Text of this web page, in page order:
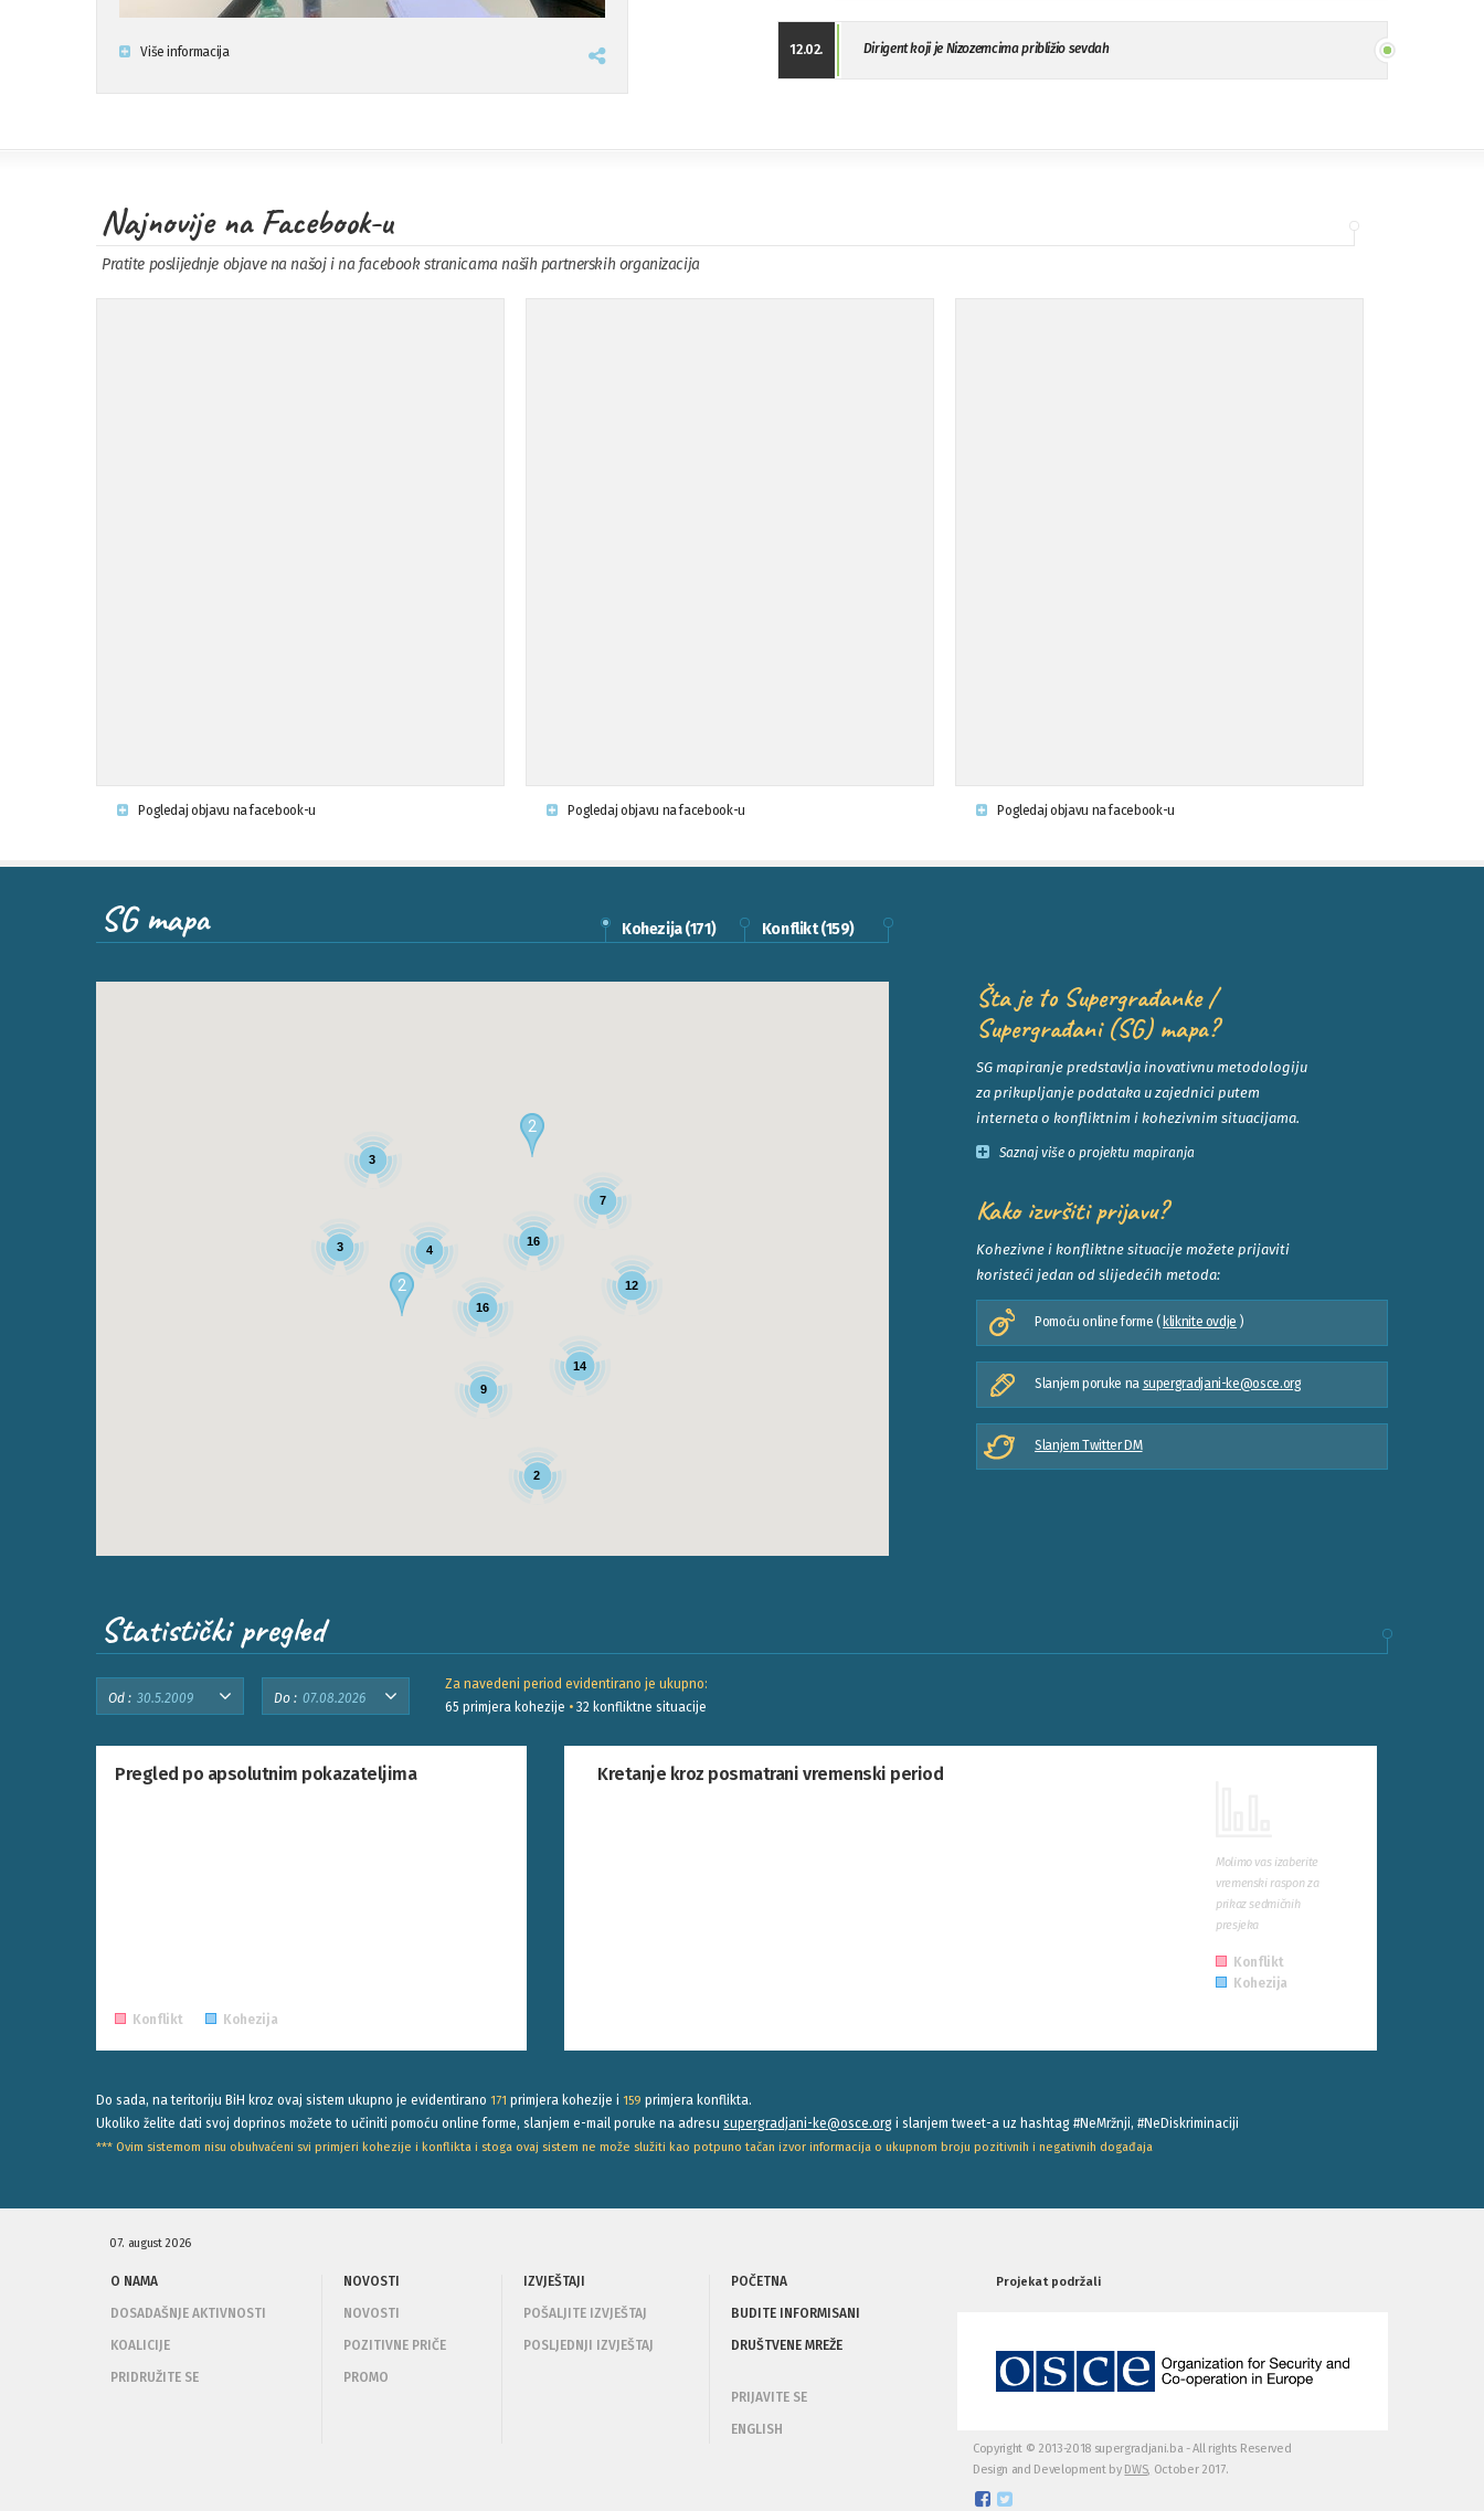
Više informacija 12.02. Dirigent koji je Nizozemcima približio sevdah
Najnovije na Facebook-u
Pratite poslijednje objave na našoj i na facebook stranicama naših partnerskih organizacija
Pogledaj objavu na facebook-u Pogledaj objavu na facebook-u Pogledaj objavu na facebook-u
SG mapa Kohezija (171) Konflikt (159)
2
2
2
9
14
16
12
4
3 16
7
3
Šta je to Supergrađanke /
Supergrađani (SG) mapa?
SG mapiranje predstavlja inovativnu metodologiju
za prikupljanje podataka u zajednici putem
interneta o konfliktnim i kohezivnim situacijama.
Saznaj više o projektu mapiranja
Kako izvršiti prijavu?
Kohezivne i konfliktne situacije možete prijaviti
koristeći jedan od slijedećih metoda:
Pomoću online forme ( kliknite ovdje )
Slanjem poruke na supergradjani-ke@osce.org
Slanjem Twitter DM
Statistički pregled
Od : Do :
Za navedeni period evidentirano je ukupno:
65 primjera kohezije • 32 konfliktne situacije
Pregled po apsolutnim pokazateljima
Konflikt Kohezija
Kretanje kroz posmatrani vremenski period
Molimo vas izaberite
vremenski raspon za
prikaz sedmičnih
presjeka
Konflikt
Kohezija
Do sada, na teritoriju BiH kroz ovaj sistem ukupno je evidentirano 171 primjera kohezije i 159 primjera konflikta.
Ukoliko želite dati svoj doprinos možete to učiniti pomoću online forme, slanjem e-mail poruke na adresu supergradjani-ke@osce.org i slanjem tweet-a uz hashtag #NeMržnji, #NeDiskriminaciji
*** Ovim sistemom nisu obuhvaćeni svi primjeri kohezije i konflikta i stoga ovaj sistem ne može služiti kao potpuno tačan izvor informacija o ukupnom broju pozitivnih i negativnih događaja
07. august 2026
O NAMA
DOSADAŠNJE AKTIVNOSTI
KOALICIJE
PRIDRUŽITE SE
NOVOSTI
NOVOSTI
POZITIVNE PRIČE
PROMO
IZVJEŠTAJI
POŠALJITE IZVJEŠTAJ
POSLJEDNJI IZVJEŠTAJ
POČETNA
BUDITE INFORMISANI
DRUŠTVENE MREŽE
PRIJAVITE SE
ENGLISH
Projekat podržali
Copyright © 2013-2018 supergradjani.ba - All rights Reserved
Design and Development by DWS, October 2017.